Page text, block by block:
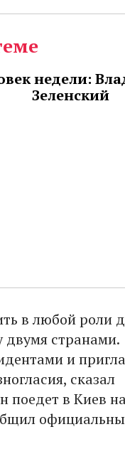
недели:
Зеленский
в любой роли
двумя странами.
и
сказал
поедет в Киев